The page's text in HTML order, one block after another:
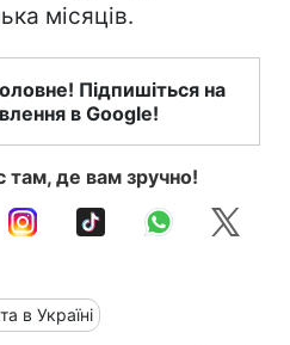
місяців.
Підпишіться на
в Google!
там, де вам зручно!
в Україні